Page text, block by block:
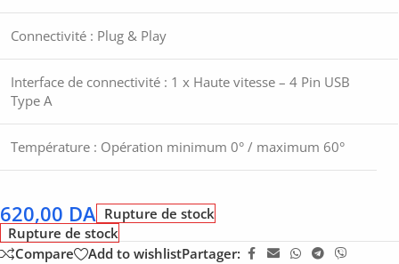
Connectivité : Plug & Play
Interface de connectivité : 1 x Haute vitesse – 4 Pin USB
Type A
Température : Opération minimum 0° / maximum 60°
620,00 DA Rupture de stock
Rupture de stock
Compare
Add to wishlistPartager: